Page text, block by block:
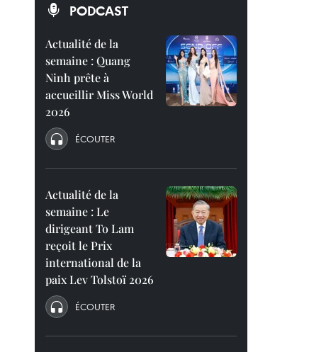
PODCAST
Actualité de la
semaine : Quang
Ninh prête à
accueillir Miss World
2026
ÉCOUTER
Actualité de la
semaine : Le
dirigeant To Lam
reçoit le Prix
international de la
paix Lev Tolstoï 2026
ÉCOUTER